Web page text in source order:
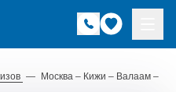
— Москва – Кижи – Валаам –